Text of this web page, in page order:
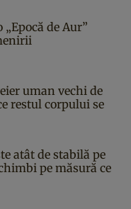
de Aur”
uman vechi de
restul corpului se
atât de stabilă pe
pe măsură ce